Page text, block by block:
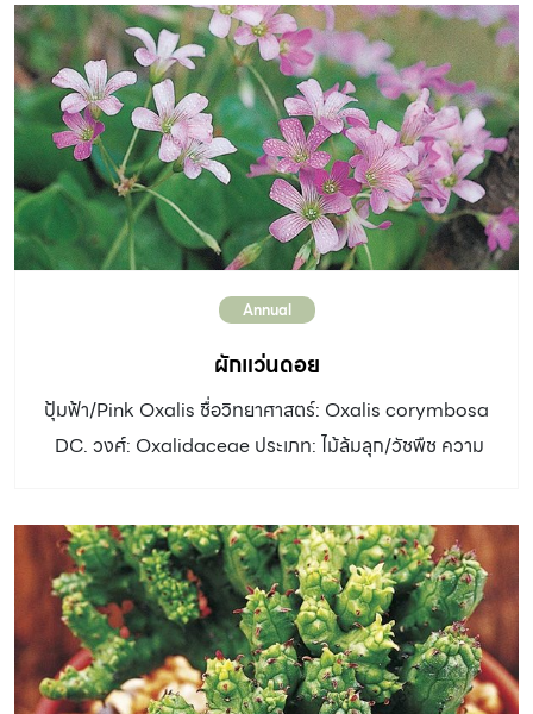
Annual
ผักแว่นดอย
ปุ้มฟ้า/Pink Oxalis ชื่อวิทยาศาสตร์: Oxalis corymbosa
DC. วงศ์: Oxalidaceae ประเภท: ไม้ล้มลุก/วัชพืช ความ
ก้านยาวชูสูงขึ้น ดอกรูปถ้วยขนาดเล็ก สีชมพูถึงชมพูม่วง
ดอกดกในฤดูฝน ผล: แห้ง เมื่อแก่แตก ปล่อยเมล็ดเล็กๆ
เหมือนฝุ่นออกมา อัตราการเจริญเติบโต: เร็ว ดิน: ดินทั่วไป
น้ำ: ปานกลาง -มาก แสงแดด: ตลอดวัน ขยายพันธุ์: แยกไหล
การใช้งานและอื่นๆ: พบในสวน สนาม ทุ่งหญ้า หรือริมทางที่มี